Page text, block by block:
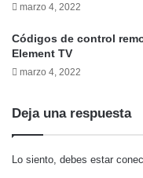
marzo 4, 2022
Códigos de control
Element TV
marzo 4, 2022
Deja una respuesta
Lo siento, debes estar